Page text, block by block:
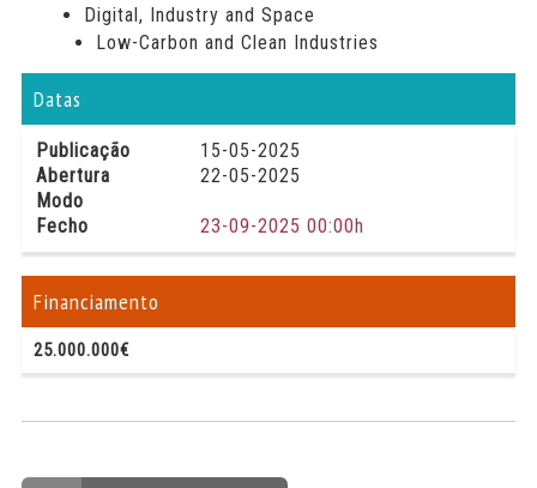
Digital, Industry and Space
Low-Carbon and Clean Industries
Datas
Publicação
15-05-2025
Abertura
22-05-2025
Modo
Fecho
23-09-2025 00:00h
Financiamento
25.000.000€